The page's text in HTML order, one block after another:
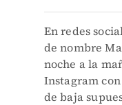
En redes
de nombre
noche a la
Instagram
de baja